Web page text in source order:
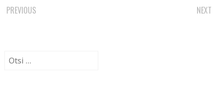
POST
PREVIOUS NEXT
Otsi: